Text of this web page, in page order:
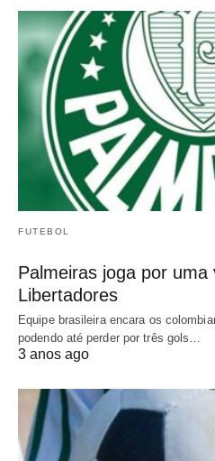
FUTEBOL
Palmeiras joga por
Libertadores
Equipe brasileira encara os
podendo até perder por três gols…
3 anos ago